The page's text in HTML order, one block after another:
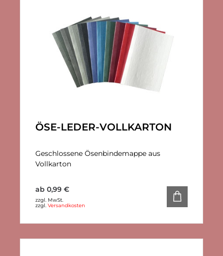
ÖSE-LEDER-VOLLKARTON
Geschlossene Ösenbindemappe aus
Vollkarton
ab 0,99 €
zzgl. MwSt.
zzgl. Versandkosten